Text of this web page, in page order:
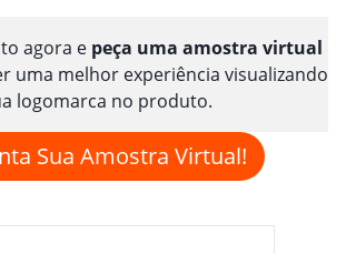
agora e peça uma amostra virtual
uma melhor experiência visualizando
logomarca no produto.
Sua Amostra Virtual!